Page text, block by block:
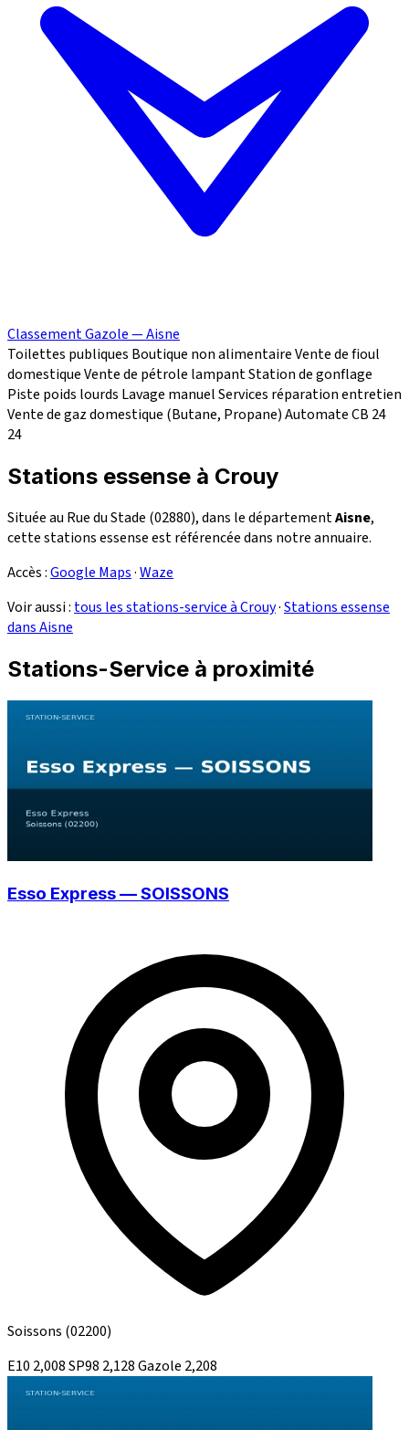
Classement Gazole — Aisne
Toilettes publiques Boutique non alimentaireVente de fioul
domestiqueVente de pétrole lampantStation de gonflage
Piste poids lourds Lavage manuelServices réparationentretien
Vente de gaz domestique (Butane, Propane)Automate CB 24
24
Stations essense à Crouy
Située au Rue du Stade (02880), dans le départementAisne,
cette stations essense est référencée dans notre annuaire.
Accès :Google Maps·Waze
Voir aussi : tous les stations-service à Crouy·Stations essense
dans Aisne
Stations-Service à proximité
Esso Express — SOISSONS
Soissons (02200)
E10 2,008SP98 2,128Gazole 2,208